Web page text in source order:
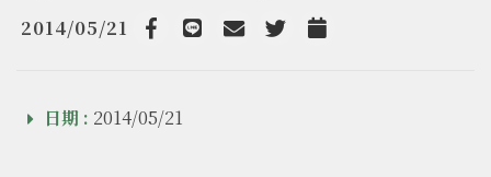
2014/05/21
Facebook TwitterAdd to Calendar
日期 : 2014/05/21